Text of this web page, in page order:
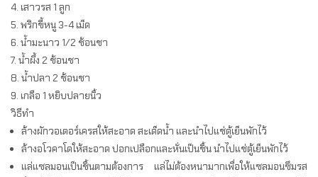
4. เสาวรส 1 ลูก
5. พริกขี้หนู 3-4 เม็ด
6. น้ำมะนาว 1/2 ช้อนชา
7. น้ำผึ้ง 2 ช้อนชา
8. น้ำปลา 2 ช้อนชา
9. เกลือ 1 หยิบปลายนิ้ว
วิธีทำ
ล้างผักวอเตอร์เครสให้สะอาด สะเด็ดน้ำ และนำไปแช่ตู้เย็นพักไว้
ล้างอโวคาโดให้สะอาด ปอกเปลือกและหั่นเป็นชิ้น นำไปแช่ตู้เย็นพักไว้
แล่แซลมอนเป็นชิ้นตามต้องการ แล่ไม่ต้องหนามากเพื่อให้แซลมอนซึมรส